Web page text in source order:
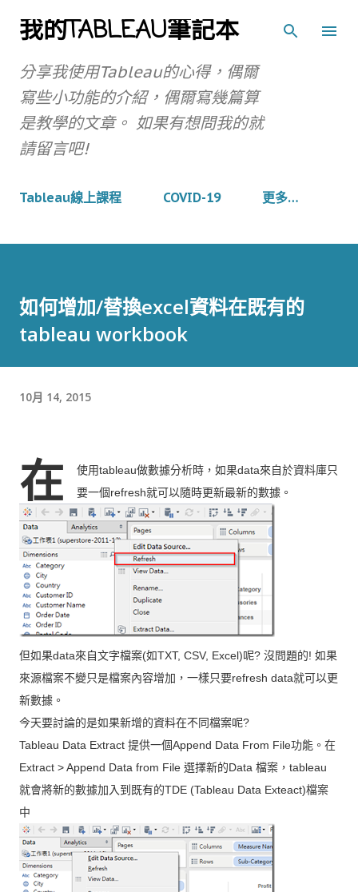
跳到主要內容
我的TABLEAU筆記本
分享我使用Tableau的心得，偶爾
寫些小功能的介紹，偶爾寫幾篇算
是教學的文章。 如果有想問我的就
請留言吧!
Tableau線上課程 COVID-19 更多…
如何增加/替換excel資料在既有的
tableau workbook
10月 14, 2015
在 使用tableau做數據分析時，如果data來自於資料庫只
要一個refresh就可以隨時更新最新的數據。
但如果data來自文字檔案(如TXT, CSV, Excel)呢? 沒問題的! 如果
來源檔案不變只是檔案內容增加，一樣只要refresh data就可以更
新數據。
今天要討論的是如果新增的資料在不同檔案呢?
Tableau Data Extract 提供一個Append Data From File功能。在
Extract > Append Data from File 選擇新的Data 檔案， tableau
就會將新的數據加入到既有的TDE (Tableau Data Exteact)檔案
中